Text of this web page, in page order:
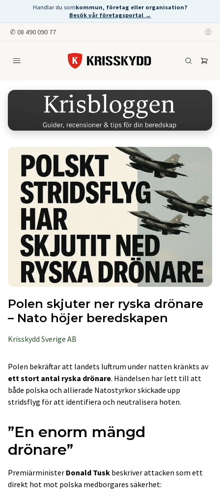
Handlar du somkommun, företag eller organisation?
Besök vår företagsportal →
✆ 08 490 090 77
Polen skjuter ner ryska drönare
– Nato höjer beredskapen
Krisskydd Sverige AB
Polen bekräftar att landets luftrum under natten kränkts av
ett stort antal ryska drönare. Händelsen har lett till att
både polska och allierade Natostyrkor skickade upp
stridsflyg för att identifiera och neutralisera hoten.
”En enorm mängd
drönare”
Premiärminister Donald Tusk beskriver attacken som ett
direkt hot mot polska medborgares säkerhet: